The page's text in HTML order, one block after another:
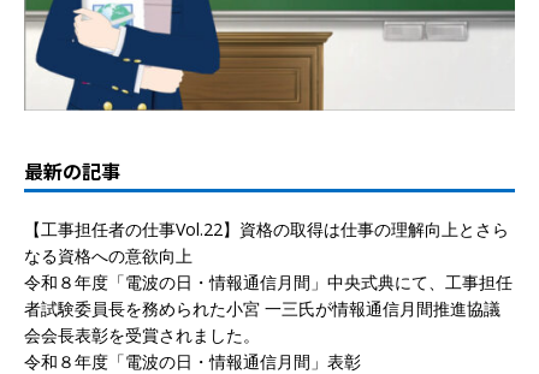
最新の記事
【工事担任者の仕事Vol.22】資格の取得は仕事の理解向上とさら
なる資格への意欲向上
令和８年度「電波の日・情報通信月間」中央式典にて、工事担任
者試験委員長を務められた小宮 一三氏が情報通信月間推進協議
会会長表彰を受賞されました。
令和８年度「電波の日・情報通信月間」表彰